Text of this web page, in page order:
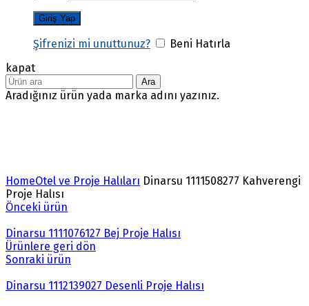
Şifrenizi mi unuttunuz?
Beni Hatırla
kapat
Ara
Aradığınız ürün yada marka adını yazınız.
HomeOtel ve Proje Halıları Dinarsu 1111508277 Kahverengi
Proje Halısı
Önceki ürün
Dinarsu 1111076127 Bej Proje Halısı
Ürünlere geri dön
Sonraki ürün
Dinarsu 1112139027 Desenli Proje Halısı